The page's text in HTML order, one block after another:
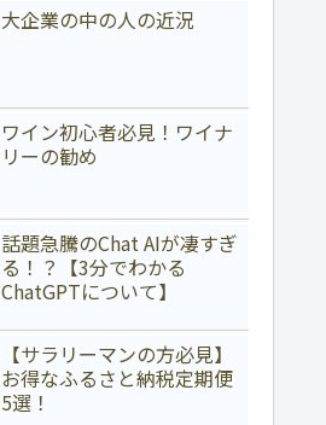
大企業の中の人の近況
ワイン初心者必見！ワイナ
リーの勧め
話題急騰のChat AIが凄すぎ
る！？【3分でわかる
ChatGPTについて】
【サラリーマンの方必見】
お得なふるさと納税定期便
5選！